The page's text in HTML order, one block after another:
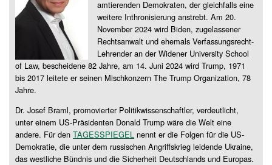
amtierenden Demokraten, der gleichfalls eine
weitere Inthronisierung anstrebt. Am 20.
November 2024 wird Biden, zugelassener
Rechtsanwalt und ehemals Verfassungsrecht-
Lehrender an der Widener University School
of Law, bescheidene 82 Jahre, am 14. Juni 2024 wird Trump, 1971
bis 2017 leitete er seinen Mischkonzern The Trump Organization, 78
Jahre.
Dr. Josef Braml, promovierter Politikwissenschaftler, verdeutlicht,
unter einem US-Präsidenten Donald Trump wäre die Welt eine
andere. Für den TAGESSPIEGEL nennt er die Folgen für die US-
Demokratie, die unter dem russischen Angriffskrieg leidende Ukraine,
das westliche Bündnis und die Sicherheit Deutschlands und Europas.